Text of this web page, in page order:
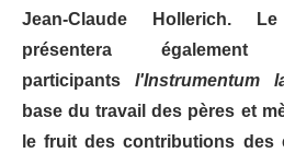
Jean-Claude Hollerich.
présentera
participants l'Instrumentum
base du travail des pères et
le fruit des contributions des